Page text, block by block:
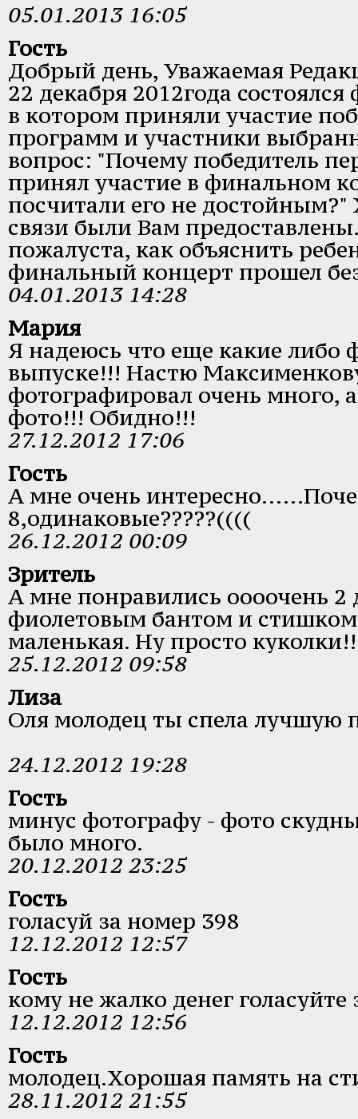
05.01.2013 16:05
Гость
Добрый день, Уважаемая
22 декабря 2012года
в котором приняли участие
программ и участники
вопрос: "Почему победитель
принял участие в финальном
посчитали его не достойным?"
связи были Вам
пожалуста, как объяснить
финальный концерт прошел
04.01.2013 14:28
Мария
Я надеюсь что еще какие либо
выпуске!!! Настю
фотографировал очень много,
фото!!! Обидно!!!
27.12.2012 17:06
Гость
А мне очень
8,одинаковые?????((((
26.12.2012 00:09
Зритель
А мне понравились оооочень 2
фиолетовым бантом и
маленькая. Ну просто
25.12.2012 09:58
Лиза
Оля молодец ты спела лучшую
24.12.2012 19:28
Гость
минус фотографу - фото
было много.
20.12.2012 23:25
Гость
голасуй за номер 398
12.12.2012 12:57
Гость
кому не жалко денег голасуйте
12.12.2012 12:56
Гость
молодец.Хорошая память на
28.11.2012 21:55